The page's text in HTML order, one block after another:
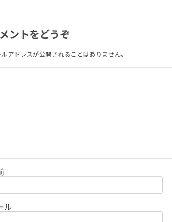
ントをどうぞ
アドレスが公開されることはありません。
ル